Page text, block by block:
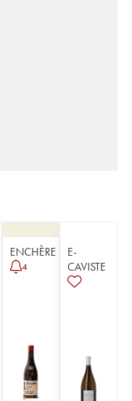
ENCHÈRE
4
E-
CAVISTE